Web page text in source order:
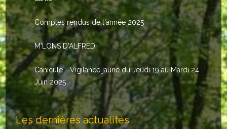
Le conseil municipal
Les élus
Les commissions
Les comptes rendus
Le personnel communal
L'Echo de Nuaillé
Comptes rendus de l'année 2025
M'LONS D'ALFRED
Canicule - Vigilance jaune du Jeudi 19 au Mardi 24
Juin 2025
Les dernières actualités